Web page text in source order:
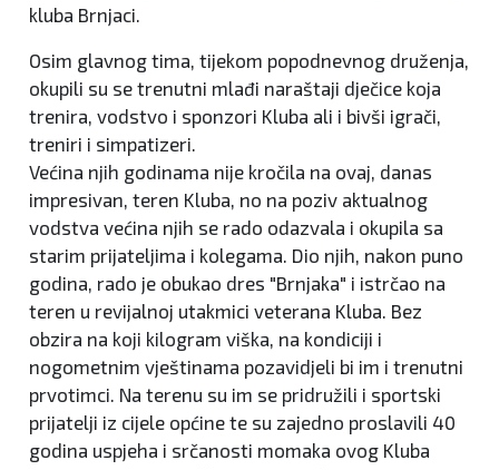
kluba Brnjaci.
Osim glavnog tima, tijekom popodnevnog druženja,
okupili su se trenutni mlađi naraštaji dječice koja
trenira, vodstvo i sponzori Kluba ali i bivši igrači,
treniri i simpatizeri.
Većina njih godinama nije kročila na ovaj, danas
impresivan, teren Kluba, no na poziv aktualnog
vodstva većina njih se rado odazvala i okupila sa
starim prijateljima i kolegama. Dio njih, nakon puno
godina, rado je obukao dres "Brnjaka" i istrčao na
teren u revijalnoj utakmici veterana Kluba. Bez
obzira na koji kilogram viška, na kondiciji i
nogometnim vještinama pozavidjeli bi im i trenutni
prvotimci. Na terenu su im se pridružili i sportski
prijatelji iz cijele općine te su zajedno proslavili 40
godina uspjeha i srčanosti momaka ovog Kluba